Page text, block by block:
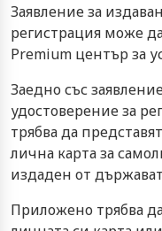
Заявление за
регистрация може
Premium център за
Заедно със
удостоверение за
трябва да
лична карта за
издаден от
Приложено трябва